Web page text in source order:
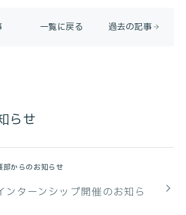
一覧に戻る 過去の記事
らせ
部からのお知らせ
ンターンシップ開催のお知ら